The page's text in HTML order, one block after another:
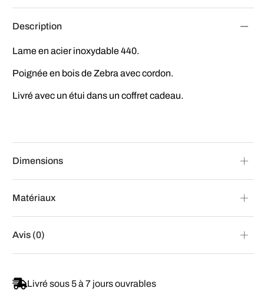
Description
Lame en acier inoxydable 440.
Poignée en bois de Zebra avec cordon.
Livré avec un étui dans un coffret cadeau.
Dimensions
Matériaux
Avis (0)
Livré sous 5 à 7 jours ouvrables